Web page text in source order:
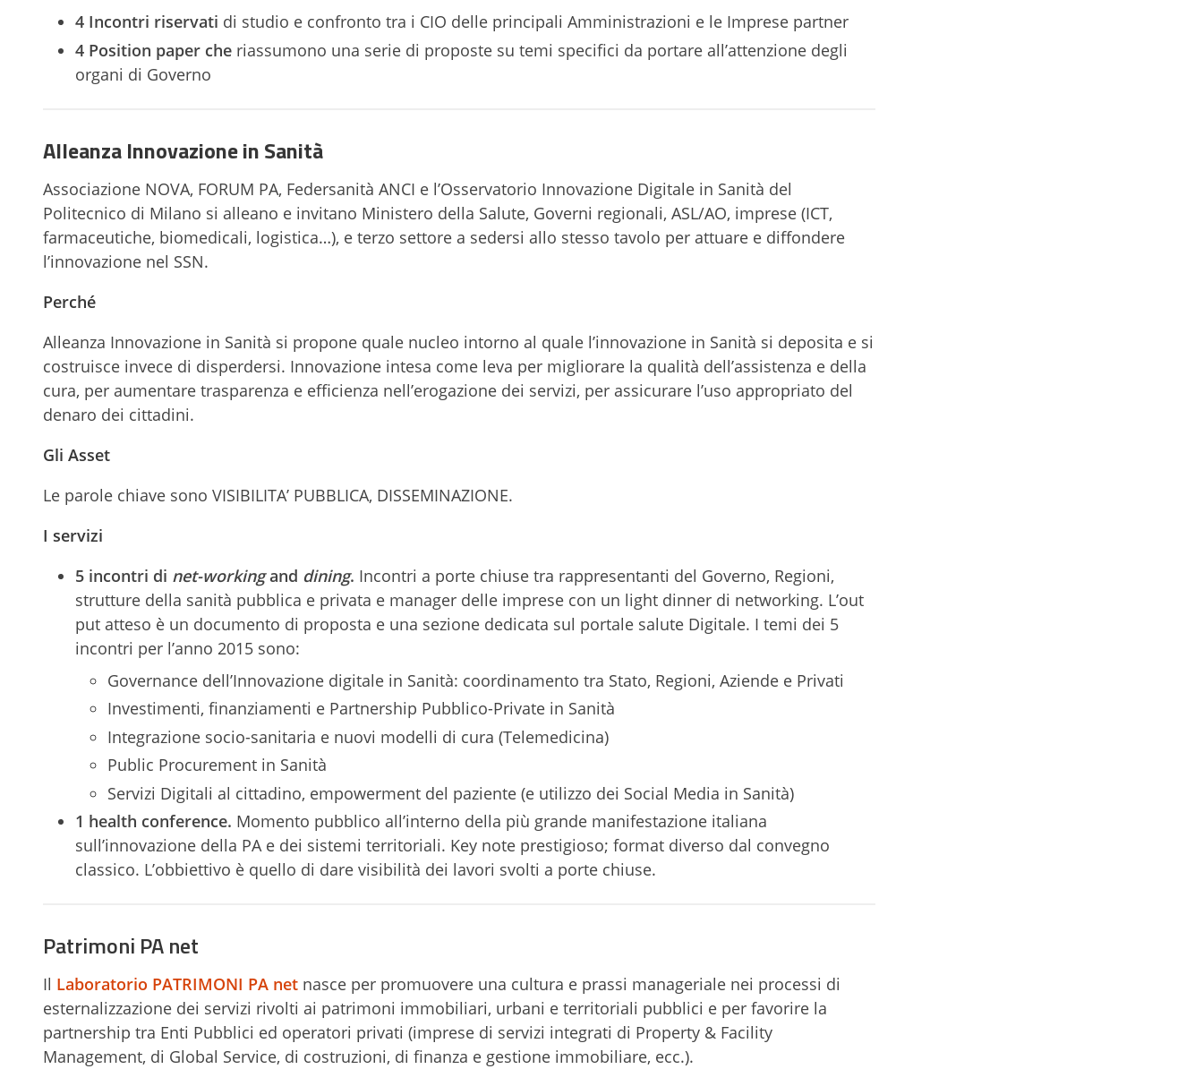
4 Incontri riservati di studio e confronto tra i CIO delle principali Amministrazioni e le Imprese partner
4 Position paper che riassumono una serie di proposte su temi specifici da portare all’attenzione degli
organi di Governo
Alleanza Innovazione in Sanità
Associazione NOVA, FORUM PA, Federsanità ANCI e l’Osservatorio Innovazione Digitale in Sanità del
Politecnico di Milano si alleano e invitano Ministero della Salute, Governi regionali, ASL/AO, imprese (ICT,
farmaceutiche, biomedicali, logistica…), e terzo settore a sedersi allo stesso tavolo per attuare e diffondere
l’innovazione nel SSN.
Perché
Alleanza Innovazione in Sanità si propone quale nucleo intorno al quale l’innovazione in Sanità si deposita e si
costruisce invece di disperdersi. Innovazione intesa come leva per migliorare la qualità dell’assistenza e della
cura, per aumentare trasparenza e efficienza nell’erogazione dei servizi, per assicurare l’uso appropriato del
denaro dei cittadini.
Gli Asset
Le parole chiave sono VISIBILITA’ PUBBLICA, DISSEMINAZIONE.
I servizi
5 incontri di net-workingand dining. Incontri a porte chiuse tra rappresentanti del Governo, Regioni,
strutture della sanità pubblica e privata e manager delle imprese con un light dinner di networking. L’out
put atteso è un documento di proposta e una sezione dedicata sul portale salute Digitale. I temi dei 5
incontri per l’anno 2015 sono:
Governance dell’Innovazione digitale in Sanità: coordinamento tra Stato, Regioni, Aziende e Privati
Investimenti, finanziamenti e Partnership Pubblico-Private in Sanità
Integrazione socio-sanitaria e nuovi modelli di cura (Telemedicina)
Public Procurement in Sanità
Servizi Digitali al cittadino, empowerment del paziente (e utilizzo dei Social Media in Sanità)
1 health conference. Momento pubblico all’interno della più grande manifestazione italiana
sull’innovazione della PA e dei sistemi territoriali. Key note prestigioso; format diverso dal convegno
classico. L’obbiettivo è quello di dare visibilità dei lavori svolti a porte chiuse.
Patrimoni PA net
Il Laboratorio PATRIMONI PA net nasce per promuovere una cultura e prassi manageriale nei processi di
esternalizzazione dei servizi rivolti ai patrimoni immobiliari, urbani e territoriali pubblici e per favorire la
partnership tra Enti Pubblici ed operatori privati (imprese di servizi integrati di Property & Facility
Management, di Global Service, di costruzioni, di finanza e gestione immobiliare, ecc.).